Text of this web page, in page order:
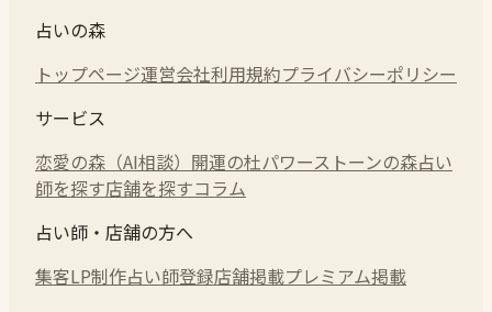
占いの森
トップページ運営会社利用規約プライバシーポリシー
サービス
恋愛の森（AI相談） 開運の杜パワーストーンの森占い
師を探す店舗を探すコラム
占い師・店舗の方へ
集客LP制作占い師登録店舗掲載プレミアム掲載